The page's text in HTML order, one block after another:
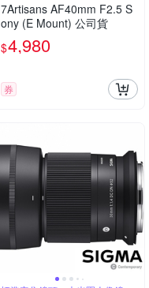
7Artisans AF40mm F2.5 S
ony (E Mount) 公司貨
$4,980
券